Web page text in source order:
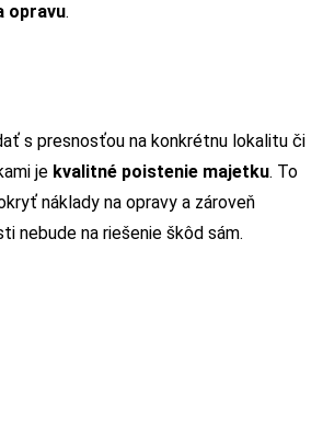
opravu.
s presnosťou na konkrétnu lokalitu či
je kvalitné poistenie majetku. To
náklady na opravy a zároveň
nebude na riešenie škôd sám.